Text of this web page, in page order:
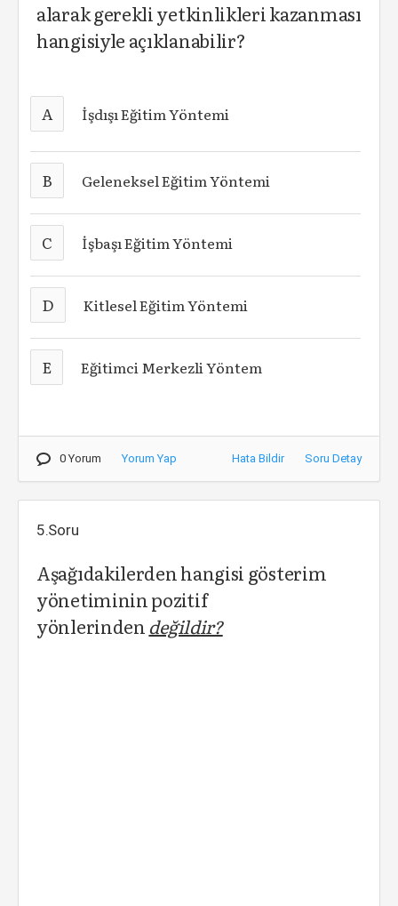
alarak gerekli yetkinlikleri kazanması
hangisiyle açıklanabilir?
A İşdışı Eğitim Yöntemi
B Geleneksel Eğitim Yöntemi
C İşbaşı Eğitim Yöntemi
D Kitlesel Eğitim Yöntemi
E Eğitimci Merkezli Yöntem
0 Yorum Yorum Yap Hata Bildir Soru Detay
5.Soru
Aşağıdakilerden hangisi gösterim
yönetiminin pozitif
yönlerinden değildir?